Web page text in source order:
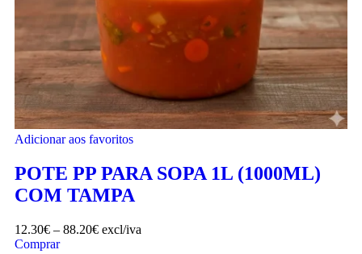
Adicionar aos favoritos
POTE PP PARA SOPA 1L (1000ML)
COM TAMPA
12.30€ – 88.20€ excl/iva
Comprar